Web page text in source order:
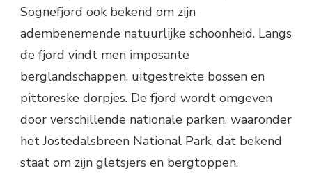
Sognefjord ook bekend om zijn
adembenemende natuurlijke schoonheid. Langs
de fjord vindt men imposante
berglandschappen, uitgestrekte bossen en
pittoreske dorpjes. De fjord wordt omgeven
door verschillende nationale parken, waaronder
het Jostedalsbreen National Park, dat bekend
staat om zijn gletsjers en bergtoppen.